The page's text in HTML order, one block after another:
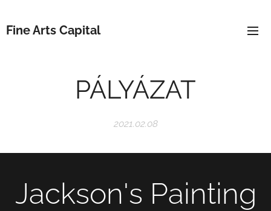
Fine Arts Capital
PÁLYÁZAT
2021.02.08
Jackson's Painting